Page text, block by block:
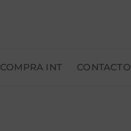
COMPRA INT CONTACTO